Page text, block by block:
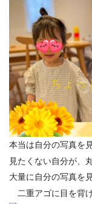
本当は自分の写真を
見たくない自分が、
大量に自分の写真を
二重アゴに目を背